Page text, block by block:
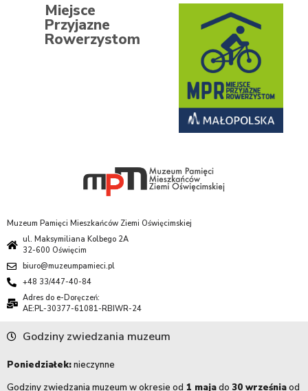
Miejsce
Przyjazne
Rowerzystom
Muzeum Pamięci Mieszkańców Ziemi Oświęcimskiej
ul. Maksymiliana Kolbego 2A
32-600 Oświęcim
biuro@muzeumpamieci.pl
+48 33/447-40-84
Adres do e-Doręczeń:
AE:PL-30377-61081-RBIWR-24
Godziny zwiedzania muzeum
Poniedziałek:nieczynne
Godziny zwiedzania muzeum w okresie od 1 majado 30 wrześniaod